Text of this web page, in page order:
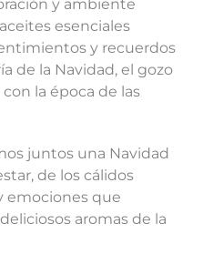
y ambiente
esenciales
y recuerdos
de la Navidad, el gozo
la época de las
juntos una Navidad
de los cálidos
emociones que
aromas de la